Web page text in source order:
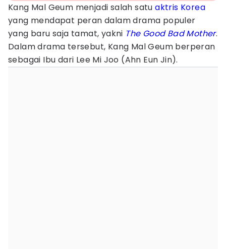
Kang Mal Geum menjadi salah satuaktris Korea
yang mendapat peran dalam drama populer
yang baru saja tamat, yakni The Good Bad Mother.
Dalam drama tersebut, Kang Mal Geum berperan
sebagai Ibu dari Lee Mi Joo (Ahn Eun Jin).